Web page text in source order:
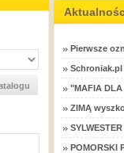
Pierwsze
"MAFIA DLA
ZIMĄ
POMORSKI